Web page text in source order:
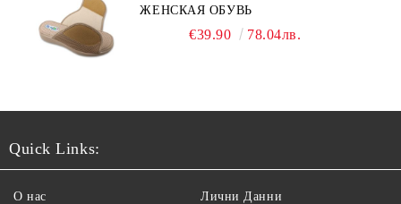
ЖЕНСКАЯ ОБУВЬ
€39.90 78.04лв.
Quick Links:
О нас Лични Данни